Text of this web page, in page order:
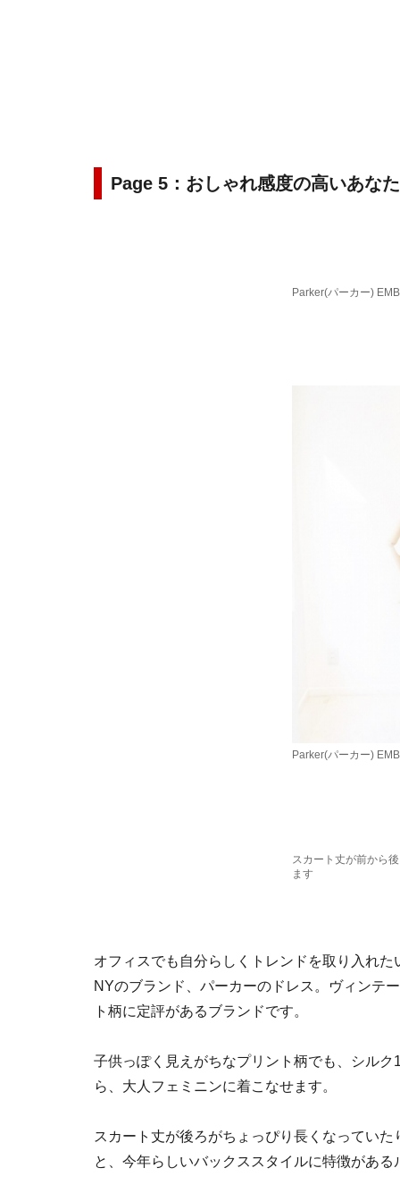
Page 5：おしゃれ感度の高いあな
Parker(パーカー)
Parker(パーカー)
スカート丈が前から
ます
オフィスでも自分らしくトレンドを取り入れ
NYのブランド、パーカーのドレス。ヴィンテ
ト柄に定評があるブランドです。
子供っぽく見えがちなプリント柄でも、シル
ら、大人フェミニンに着こなせます。
スカート丈が後ろがちょっぴり長くなってい
と、今年らしいバックススタイルに特徴があ